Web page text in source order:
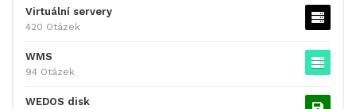
Virtuální servery
420 Otázek
WMS
94 Otázek
WEDOS disk